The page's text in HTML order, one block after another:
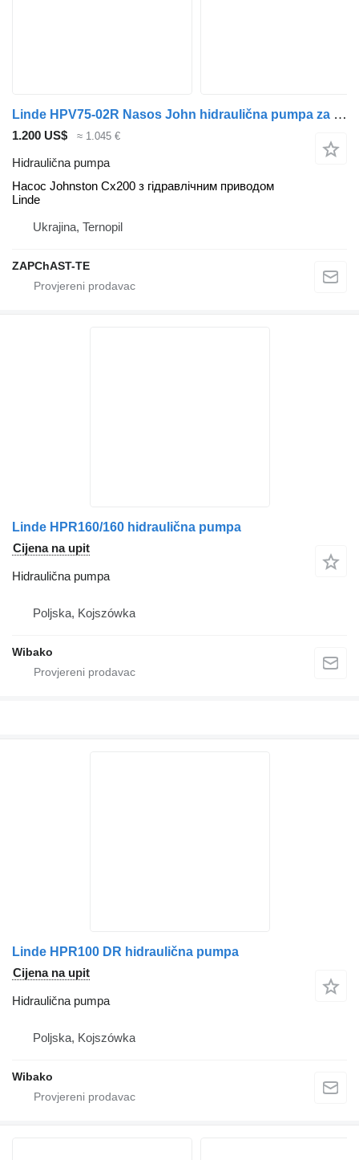
Linde HPV75-02R Nasos John hidraulična pumpa za Johnston CX200, C50, 142A, 101T vozila za čišćenje ulica
1.200 US$ ≈ 1.045 €
Hidraulična pumpa
Насос Johnston Cx200 з гідравлічним приводом
Linde
Ukrajina, Ternopil
ZAPChAST-TE
Linde HPR160/160 hidraulična pumpa
Cijena na upit
Hidraulična pumpa
Poljska, Kojszówka
Wibako
Linde HPR100 DR hidraulična pumpa
Cijena na upit
Hidraulična pumpa
Poljska, Kojszówka
Wibako